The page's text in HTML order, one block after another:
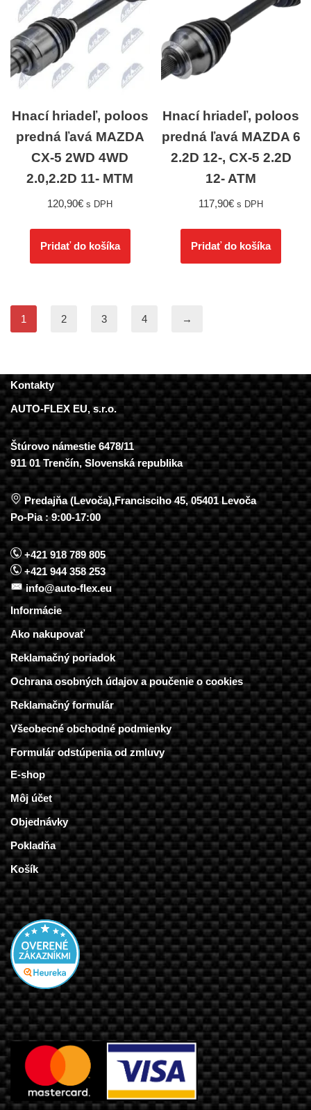
Hnací hriadeľ, poloos
predná ľavá MAZDA
CX-5 2WD 4WD
2.0,2.2D 11- MTM
120,90€ s DPH
Pridať do košíka
Hnací hriadeľ, poloos
predná ľavá MAZDA 6
2.2D 12-, CX-5 2.2D
12- ATM
117,90€ s DPH
Pridať do košíka
1 2 3 4 →
Kontakty
AUTO-FLEX EU, s.r.o.
Štúrovo námestie 6478/11
911 01 Trenčín, Slovenská republika
Predajňa (Levoča),Francisciho 45, 05401 Levoča
Po-Pia : 9:00-17:00
+421 918 789 805
+421 944 358 253
info@auto-flex.eu
Informácie
Ako nakupovať
Reklamačný poriadok
Ochrana osobných údajov a poučenie o cookies
Reklamačný formulár
Všeobecné obchodné podmienky
Formulár odstúpenia od zmluvy
E-shop
Môj účet
Objednávky
Pokladňa
Košík